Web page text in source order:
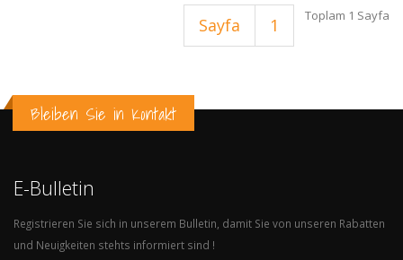
Sayfa 1 Toplam 1 Sayfa
Bleiben Sie in Kontakt
E-Bulletin
Registrieren Sie sich in unserem Bulletin, damit Sie von unseren Rabatten
und Neuigkeiten stehts informiert sind !